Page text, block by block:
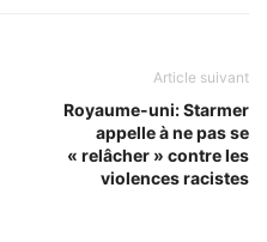
Article suivant
Royaume-uni: Starmer
appelle à ne pas se
« relâcher » contre les
violences racistes